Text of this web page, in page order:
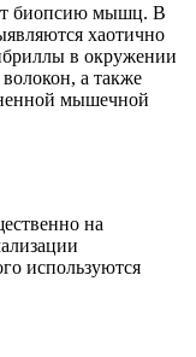
биопсию мышц. В
хаотично
в окружении
а также
мышечной
на
используются